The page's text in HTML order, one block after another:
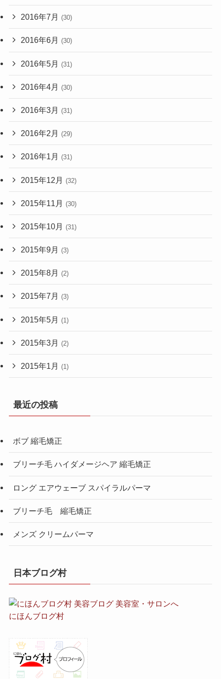
2016年7月 (30)
2016年6月 (30)
2016年5月 (31)
2016年4月 (30)
2016年3月 (31)
2016年2月 (29)
2016年1月 (31)
2015年12月 (32)
2015年11月 (30)
2015年10月 (31)
2015年9月 (3)
2015年8月 (2)
2015年7月 (3)
2015年5月 (1)
2015年3月 (2)
2015年1月 (1)
最近の投稿
ボブ 縮毛矯正
ブリーチ毛 ハイダメージヘア 縮毛矯正
ロング エアウェーブ スパイラルパーマ
ブリーチ毛 縮毛矯正
メンズ クリームパーマ
日本ブログ村
にほんブログ村